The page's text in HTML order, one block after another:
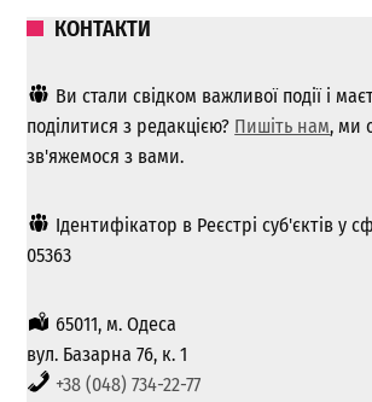
КОНТАКТИ
Ви стали свідком важливої ​​події і
поділитися з редакцією? Пишіть нам, ми
зв'яжемося з вами.
Ідентифікатор в Реєстрі суб'єктів у
05363
65011, м. Одеса
вул. Базарна 76, к. 1
+38 (048) 734-22-77